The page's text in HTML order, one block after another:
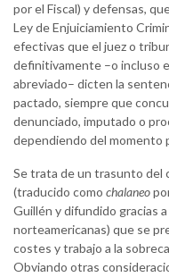
por el Fiscal) y defensas,
Ley de Enjuiciamiento
efectivas que el juez o
definitivamente –o incluso
abreviado– dicten la
pactado, siempre que
denunciado, imputado o
dependiendo del momento
Se trata de un trasunto del
(traducido como chalaneo
Guillén y difundido gracias
norteamericanas) que se
costes y trabajo a la
Obviando otras